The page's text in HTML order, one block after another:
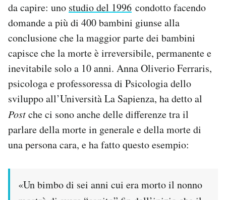
da capire: uno studio del 1996 condotto facendo
domande a più di 400 bambini giunse alla
conclusione che la maggior parte dei bambini
capisce che la morte è irreversibile, permanente e
inevitabile solo a 10 anni. Anna Oliverio Ferraris,
psicologa e professoressa di Psicologia dello
sviluppo all’Università La Sapienza, ha detto al
Postche ci sono anche delle differenze tra il
parlare della morte in generale e della morte di
una persona cara, e ha fatto questo esempio:
«Un bimbo di sei anni cui era morto il nonno